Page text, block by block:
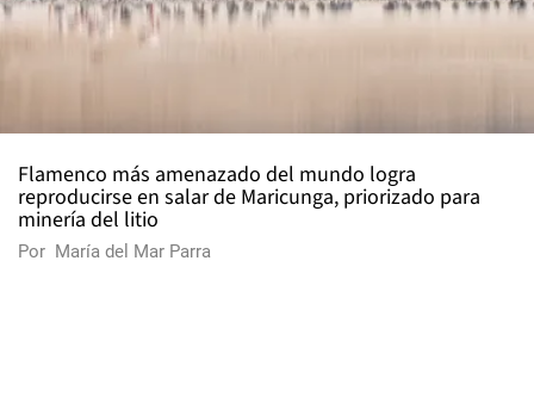
Flamenco más amenazado del mundo logra
reproducirse en salar de Maricunga, priorizado para
minería del litio
Por María del Mar Parra